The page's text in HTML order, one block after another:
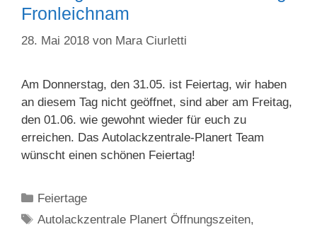
Fronleichnam
28. Mai 2018 von Mara Ciurletti
Am Donnerstag, den 31.05. ist Feiertag, wir haben
an diesem Tag nicht geöffnet, sind aber am Freitag,
den 01.06. wie gewohnt wieder für euch zu
erreichen. Das Autolackzentrale-Planert Team
wünscht einen schönen Feiertag!
Kategorien
Feiertage
Schlagwörter
Autolackzentrale Planert Öffnungszeiten,